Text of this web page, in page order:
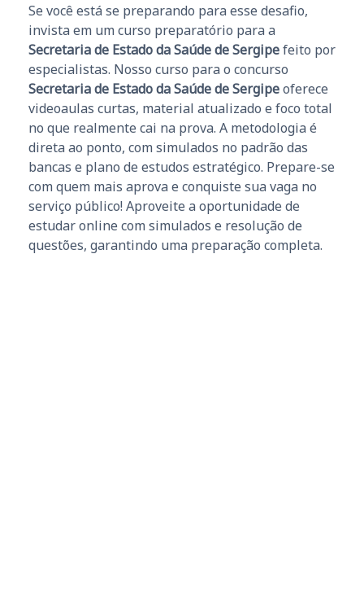
Se você está se preparando para esse desafio,
invista em um curso preparatório para a
Secretaria de Estado da Saúde de Sergipefeito por
especialistas. Nosso curso para o concurso
Secretaria de Estado da Saúde de Sergipeoferece
videoaulas curtas, material atualizado e foco total
no que realmente cai na prova. A metodologia é
direta ao ponto, com simulados no padrão das
bancas e plano de estudos estratégico. Prepare-se
com quem mais aprova e conquiste sua vaga no
serviço público! Aproveite a oportunidade de
estudar online com simulados e resolução de
questões, garantindo uma preparação completa.